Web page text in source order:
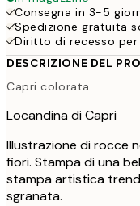
Consegna in 3-5
Spedizione gratuita
Diritto di recesso
DESCRIZIONE DEL
Capri colorata
Locandina di Capri
Illustrazione di rocce
fiori. Stampa di una
stampa artistica
sgranata.